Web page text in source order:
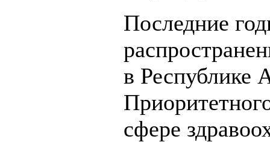
Последние
в Республике
сфере